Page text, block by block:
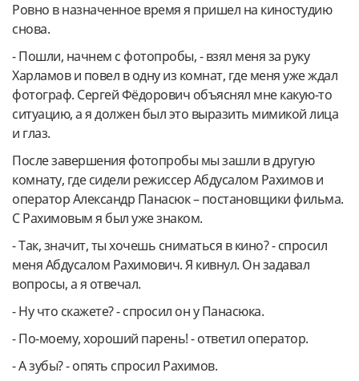
Ровно в назначенное время я пришел на киностудию
снова.
- Пошли, начнем с фотопробы, - взял меня за руку
Харламов и повел в одну из комнат, где меня уже ждал
фотограф. Сергей Фёдорович объяснял мне какую-то
ситуацию, а я должен был это выразить мимикой лица
и глаз.
После завершения фотопробы мы зашли в другую
комнату, где сидели режиссер Абдусалом Рахимов и
оператор Александр Панасюк – постановщики фильма.
С Рахимовым я был уже знаком.
- Так, значит, ты хочешь сниматься в кино? - спросил
меня Абдусалом Рахимович. Я кивнул. Он задавал
вопросы, а я отвечал.
- Ну что скажете? - спросил он у Панасюка.
- По-моему, хороший парень! - ответил оператор.
- А зубы? - опять спросил Рахимов.